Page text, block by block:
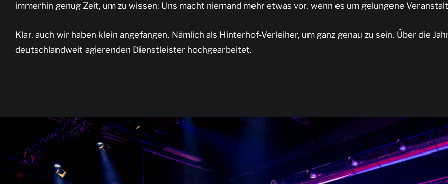
immerhin genug Zeit, um zu wissen: Uns macht niemand mehr etwas vor, wenn es um gelungene
Klar, auch wir haben klein angefangen. Nämlich als Hinterhof-Verleiher, um ganz genau zu sein. Über die
deutschlandweit agierenden Dienstleister hochgearbeitet.